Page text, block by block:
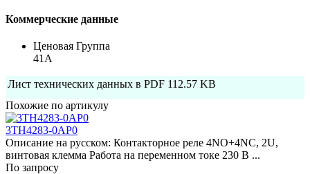
Коммерческие данные
Ценовая Группа
41A
Лист технических данных в PDF 112.57 KB
Похожие по артикулу
3TH4283-0AP0
Описание на русском: Контакторное реле 4NO+4NC, 2U,
винтовая клемма Работа на переменном токе 230 В ...
По запросу